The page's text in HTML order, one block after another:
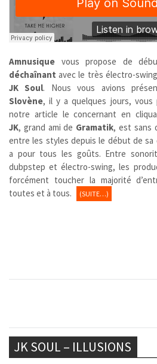
Amnusique vous propose de
déchaînant avec le très électro-swing
JK Soul. Nous vous avions
Slovène, il y a quelques jours, vous
notre article le concernant en
JK, grand ami de Gramatik, est sans
entre les styles depuis le début de sa
a pour tous les goûts. Entre
dubpstep et électro-swing, les
forcément toucher la majorité
toutes et à tous.
(SUITE…)
JK SOUL – ILLUSIONS